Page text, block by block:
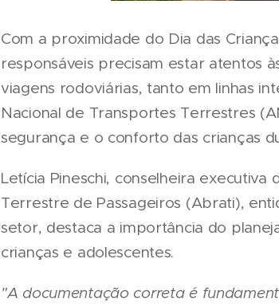
Com a proximidade do Dia das
responsáveis precisam estar atentos
viagens rodoviárias, tanto em linhas
Nacional de Transportes Terrestres
segurança e o conforto das crianças
Letícia Pineschi, conselheira
Terrestre de Passageiros (Abrati),
setor, destaca a importância do
crianças e adolescentes.
"A documentação correta é